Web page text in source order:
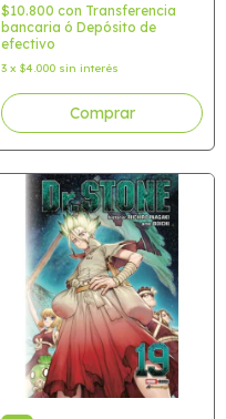
$10.800 con Transferencia
bancaria ó Depósito de
efectivo
3 x $4.000 sin interés